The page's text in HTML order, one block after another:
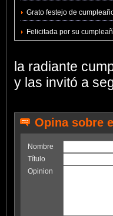
Grato festejo de
Felicitada por su
la radiante
y las invitó a
Opina sobre
Nombre
Título
Opinion